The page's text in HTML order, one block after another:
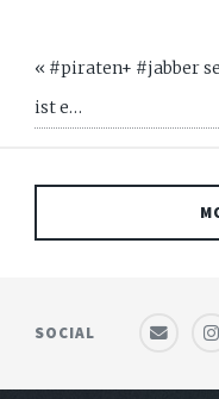
« #piraten+ #jabber
ist e…
SOCIAL